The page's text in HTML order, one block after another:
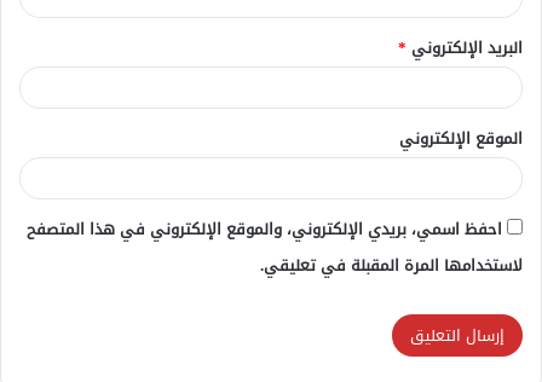
البريد الإلكتروني *
الموقع الإلكتروني
احفظ اسمي، بريدي الإلكتروني، والموقع الإلكتروني في هذا المتصفح
لاستخدامها المرة المقبلة في تعليقي.